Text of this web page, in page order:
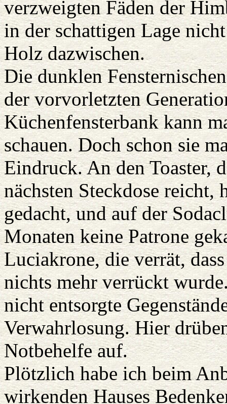
verzweigten Fäden der
in der schattigen Lage
Holz dazwischen.
Die dunklen
der vorvorletzten
Küchenfensterbank kann
schauen. Doch schon sie
Eindruck. An den Toaster,
nächsten Steckdose reicht,
gedacht, und auf der
Monaten keine Patrone
Luciakrone, die verrät,
nichts mehr verrückt
nicht entsorgte
Verwahrlosung. Hier
Notbehelfe auf.
Plötzlich habe ich beim
wirkenden Hauses